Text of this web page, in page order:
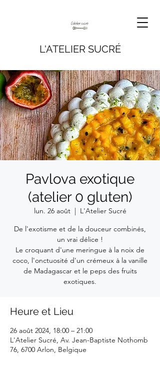
L'ATELIER SUCRÉ
Pavlova exotique
(atelier 0 gluten)
lun. 26 août
  |
L'Atelier Sucré
De l'exotisme et de la douceur combinés,
un vrai délice !
Le croquant d'une meringue à la noix de
coco, l'onctuosité d'un crémeux à la vanille
de Madagascar et le peps des fruits
exotiques.
Heure et Lieu
26 août 2024, 18:00 – 21:00
L'Atelier Sucré, Av. Jean-Baptiste Nothomb
76, 6700 Arlon, Belgique